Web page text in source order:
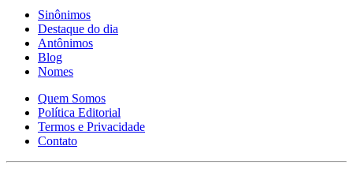
Sinônimos
Destaque do dia
Antônimos
Blog
Nomes
Quem Somos
Política Editorial
Termos e Privacidade
Contato